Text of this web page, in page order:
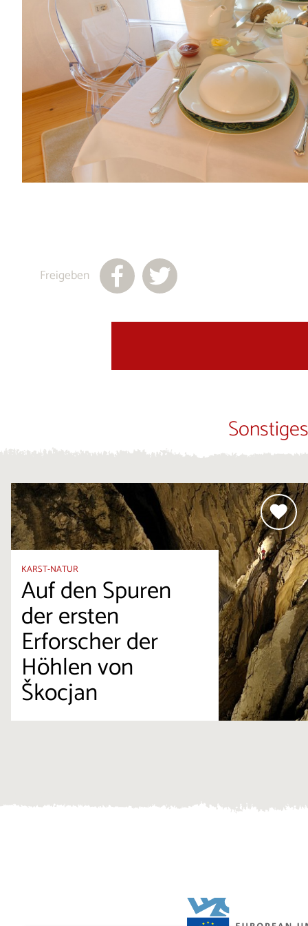
Freigeben
KARST-NATUR
Auf den Spuren
der ersten
Erforscher der
Höhlen von
Škocjan